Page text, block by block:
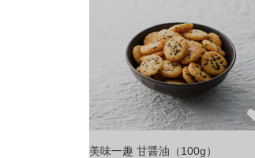
美味一趣 甘醤油 （100g）